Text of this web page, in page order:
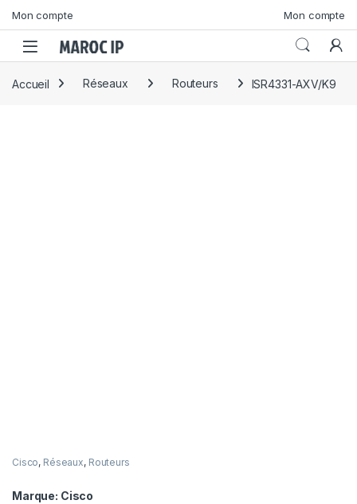
Mon compte Mon compte
Accueil Réseaux Routeurs ISR4331-AXV/K9
Cisco, Réseaux, Routeurs
Marque: Cisco